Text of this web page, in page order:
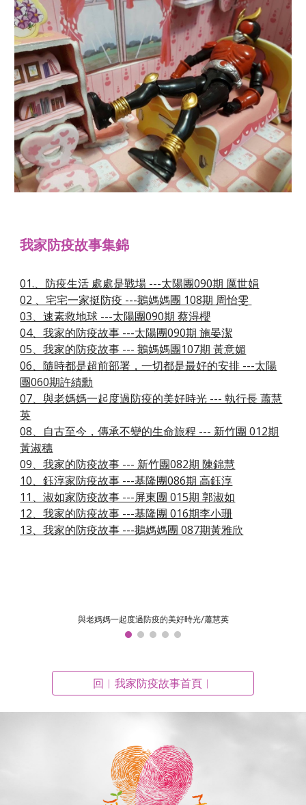
我家防疫故事集錦
01.、防疫生活 處處是戰場 ---太陽團090期 厲世娟
02 、宅宅一家挺防疫 ---鵝媽媽團 108期 周怡雯
03、速素救地球 ---太陽團090期 蔡淂櫻
04、我家的防疫故事 ---太陽團090期 施晏潔
05、我家的防疫故事 --- 鵝媽媽團107期 黃意媚
06、隨時都是超前部署，一切都是最好的安排 ---太陽
團060期許績勳
07、與老媽媽一起度過防疫的美好時光 --- 執行長 蕭慧
英
08、自古至今，傳承不變的生命旅程 --- 新竹團 012期
黃淑穗
09、我家的防疫故事 --- 新竹團082期 陳錦慧
10、鈺淳家防疫故事 ---基隆團086期 高鈺淳
11、淑如家防疫故事 ---屏東團 015期 郭淑如
12、我家的防疫故事 ---基隆團 016期李小珊
13、我家的防疫故事 ---鵝媽媽團 087期黃雅欣
與老媽媽一起度過防疫的美好時光/蕭慧英
回︱我家防疫故事首頁︱